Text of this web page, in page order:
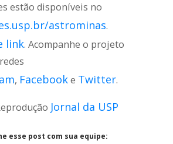
estão disponíveis no
astrominas.
link. Acompanhe o projeto
, Facebooke Twitter.
Jornal da USP
esse post com sua equipe: